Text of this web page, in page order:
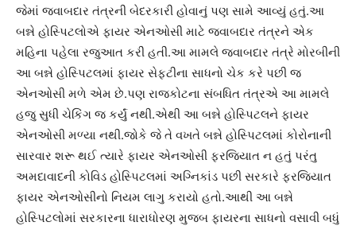
જેમાં જવાબદાર તંત્રની બેદરકારી હોવાનું પણ સામે આવ્યું હતું.આ
બન્ને હોસ્પિટલોએ ફાયર એનઓસી માટે જવાબદાર તંત્રને એક
મહિના પહેલા રજુઆત કરી હતી.આ મામલે જવાબદાર તંત્રે મોરબીની
આ બન્ને હોસ્પિટલમાં ફાયર સેફટીના સાધનો ચેક કરે પછી જ
એનઓસી મળે એમ છે.પણ રાજકોટના સંબધિત તંત્રએ આ મામલે
હજુ સુધી ચેકિંગ જ કર્યું નથી.એથી આ બન્ને હોસ્પિટલને ફાયર
એનઓસી મળ્યા નથી.જોકે જે તે વખતે બન્ને હોસ્પિટલમાં કોરોનાની
સારવાર શરૂ થઈ ત્યારે ફાયર એનઓસી ફરજિયાત ન હતું પરંતુ
અમદાવાદની કોવિડ હોસ્પિટલમાં અગ્નિકાંડ પછી સરકારે ફરજિયાત
ફાયર એનઓસીનો નિયમ લાગુ કરાયો હતો.આથી આ બન્ને
હોસ્પિટલોમાં સરકારના ધારાધોરણ મુજબ ફાયરના સાધનો વસાવી બધું